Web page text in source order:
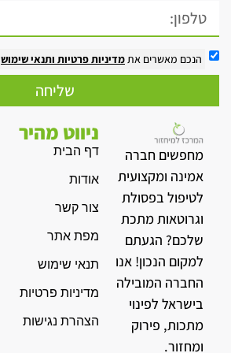
הנכם מאשרים אתמדיניות פרטיות ותנאי שימוש
שליחה
מחפשים חברה
אמינה ומקצועית
לטיפול בפסולת
וגרוטאות מתכת
שלכם? הגעתם
למקום הנכון! אנו
החברה המובילה
בישראל לפינוי
מתכות, פירוק
ומחזור.
ניווט מהיר
דף הבית
אודות
צור קשר
מפת אתר
תנאי שימוש
מדיניות פרטיות
הצהרת נגישות